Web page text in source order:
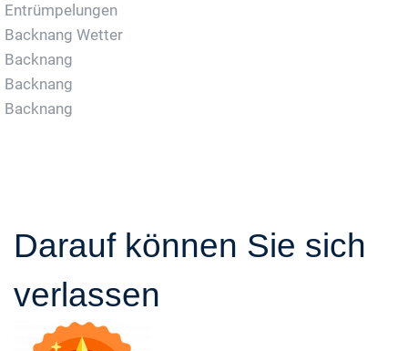
Entrümpelungen
Backnang Wetter
Backnang
Backnang
Backnang
Darauf können Sie sich
verlassen